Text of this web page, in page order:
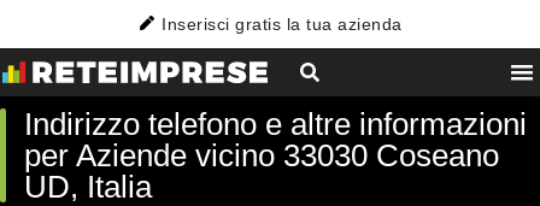
Inserisci gratis la tua azienda
Indirizzo telefono e altre informazioni
per Aziende vicino 33030 Coseano
UD, Italia